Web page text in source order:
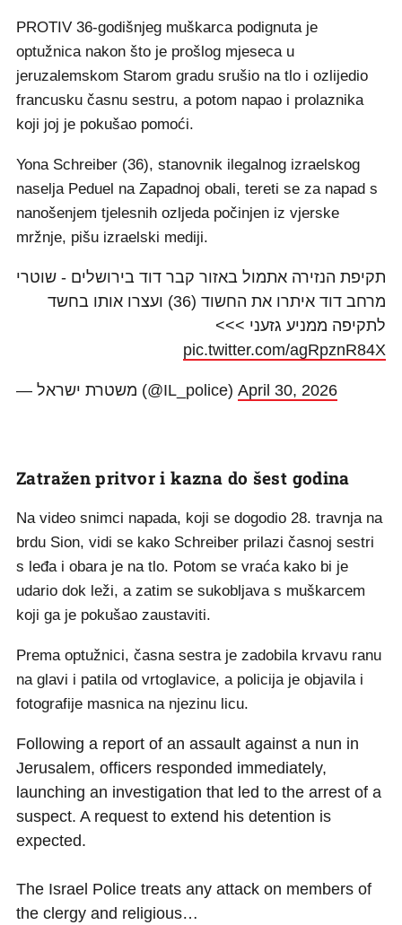
PROTIV 36-godišnjeg muškarca podignuta je
optužnica nakon što je prošlog mjeseca u
jeruzalemskom Starom gradu srušio na tlo i ozlijedio
francusku časnu sestru, a potom napao i prolaznika
koji joj je pokušao pomoći.
Yona Schreiber (36), stanovnik ilegalnog izraelskog
naselja Peduel na Zapadnoj obali, tereti se za napad s
nanošenjem tjelesnih ozljeda počinjen iz vjerske
mržnje, pišu izraelski mediji.
תקיפת הנזירה אתמול באזור קבר דוד בירושלים - שוטרי
מרחב דוד איתרו את החשוד (36) ועצרו אותו בחשד
לתקיפה ממניע גזעני >>>
pic.twitter.com/agRpznR84X
— משטרת ישראל (@IL_police) April 30, 2026
Zatražen pritvor i kazna do šest godina
Na video snimci napada, koji se dogodio 28. travnja na
brdu Sion, vidi se kako Schreiber prilazi časnoj sestri
s leđa i obara je na tlo. Potom se vraća kako bi je
udario dok leži, a zatim se sukobljava s muškarcem
koji ga je pokušao zaustaviti.
Prema optužnici, časna sestra je zadobila krvavu ranu
na glavi i patila od vrtoglavice, a policija je objavila i
fotografije masnica na njezinu licu.
Following a report of an assault against a nun in
Jerusalem, officers responded immediately,
launching an investigation that led to the arrest of a
suspect. A request to extend his detention is
expected.
The Israel Police treats any attack on members of
the clergy and religious…